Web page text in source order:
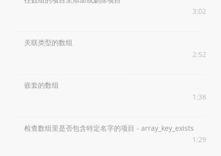
3:02
关联类型的数组
2:52
嵌套的数组
1:38
检查数组里是否包含特定名字的项目 - array_key_exists
1:29